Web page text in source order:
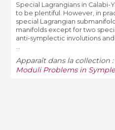
Special Lagrangians in
to be plentiful. However, in
special Lagrangian
manifolds except for two
anti-symplectic involutions
Apparaît dans la collection :
Moduli Problems in